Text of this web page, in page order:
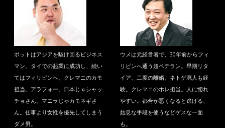
ポットはアジアを駆け回るビジネス
マン。タイでの起業に成功し、続い
てはフィリピンへ。クレマニのカモ
担当。アラフォー。日本じゃシャッ
チョさん、マニラじゃカモネギさ
ん。仕事より女性を優先してしまう
ダメ男。
ウメは元経営者で、30年前からフィ
リピンへ通う超ベテラン。早期リタ
イア、二度の離婚、ネトゲ廃人も経
験。クレマニのホレ担当。人に惚れ
やすい。都合が悪くなると逃げる、
姑息な手段を使うなどゲスな一面
も。